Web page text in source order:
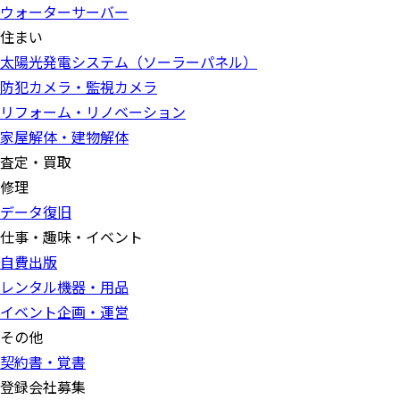
ウォーターサーバー
住まい
太陽光発電システム（ソーラーパネル）
防犯カメラ・監視カメラ
リフォーム・リノベーション
家屋解体・建物解体
査定・買取
修理
データ復旧
仕事・趣味・イベント
自費出版
レンタル機器・用品
イベント企画・運営
その他
契約書・覚書
登録会社募集